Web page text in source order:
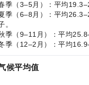
季（3–5月）：平均
季（6–8月）：平均
。
季（9–11月）：平均
季（12–2月）：平均
候平均值